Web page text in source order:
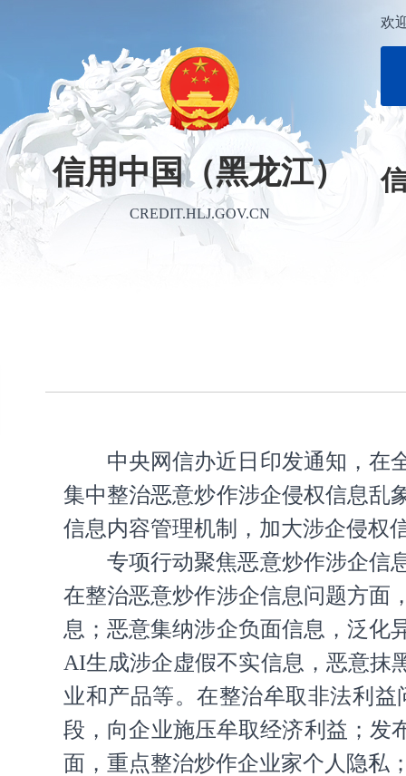
信用中国（黑龙江）
CREDIT.HLJ.GOV.CN
欢
中央网信办近日印发通知，在
集中整治恶意炒作涉企侵权信息乱
信息内容管理机制，加大涉企侵权
专项行动聚焦恶意炒作涉企信
在整治恶意炒作涉企信息问题方面
息；恶意集纳涉企负面信息，泛化
AI生成涉企虚假不实信息，恶意抹
业和产品等。在整治牟取非法利
段，向企业施压牟取经济利益；发
面，重点整治炒作企业家个人隐私